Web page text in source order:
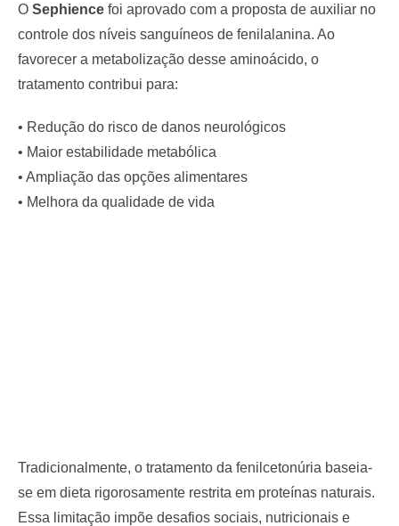
O Sephience foi aprovado com a proposta de auxiliar no
controle dos níveis sanguíneos de fenilalanina. Ao
favorecer a metabolização desse aminoácido, o
tratamento contribui para:
• Redução do risco de danos neurológicos
• Maior estabilidade metabólica
• Ampliação das opções alimentares
• Melhora da qualidade de vida
Tradicionalmente, o tratamento da fenilcetonúria baseia-
se em dieta rigorosamente restrita em proteínas naturais.
Essa limitação impõe desafios sociais, nutricionais e